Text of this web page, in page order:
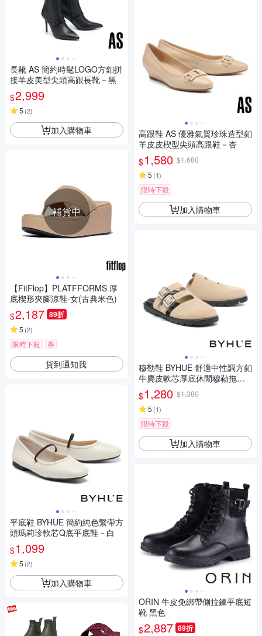
長靴 AS 簡約時髦LOGO方釦拼
接羊皮美型尖頭高跟長靴－黑
$2,999
5 (2)
加入購物車
補貨中
【FitFlop】PLATFFORMS 厚
底楔形夾腳涼鞋-女(古典米色)
$2,187 89折
5 (2)
限時下殺 券
貨到通知我
平底鞋 BYHUE 簡約純色繫帶方
頭瑪莉珍軟芯Q底平底鞋－白
$1,099
5 (2)
加入購物車
高跟鞋 AS 優雅氣質珍珠造型釦
羊皮皮楔型尖頭高跟鞋－杏
$1,580 $1,680
5 (1)
限時下殺
加入購物車
穆勒鞋 BYHUE 舒適中性調方釦
牛麂皮軟芯厚底休閒穆勒拖鞋
－米
$1,280 $1,380
5 (1)
限時下殺
加入購物車
ORIN 牛皮免綁帶側拉鍊平底短
靴 黑色
$2,887 89折